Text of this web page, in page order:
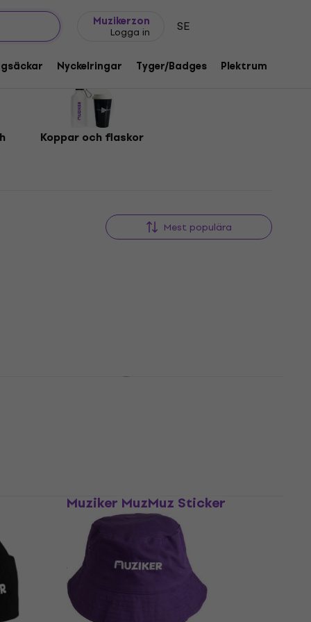
Muzikerzon
Logga in SE
Nyckelringar Tyger/Badges Plektrum
Koppar och flaskor
Mest populära
Muziker Beechfield Cuffed
Muziker MuzMuz Sticker
Handelsresande
Diverse
4,8
14,37 kr